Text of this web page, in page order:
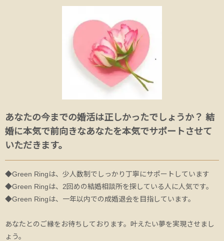
あなたの今までの婚活は正しかったでしょうか？ 結
婚に本気で前向きなあなたを本気でサポートさせて
いただきます。
◆Green Ringは、少人数制でしっかり丁寧にサポートしています
◆Green Ringは、2回めの結婚相談所を探している人に人気です。
◆Green Ringは、一年以内での成婚退会を目指しています。
あなたとのご縁をお待ちしております。叶えたい夢を実現させまし
ょう。